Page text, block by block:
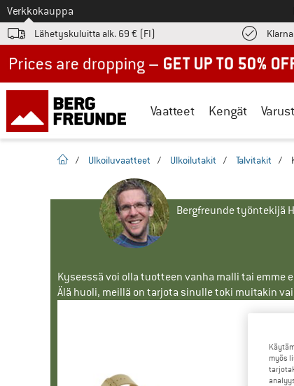
Tästä siirtyäksesi
Verkkokauppa
Lähetyskuluitta alk. 69 € (FI) Klarna
Vaatteet Kengät
Kotisivu
/ Ulkoiluvaatteet / Ulkoilutakit / Talvitakit /
Bergfreunde työntekijä
Kyseessä voi olla tuotteen vanha malli tai emme
Älä huoli, meillä on tarjota sinulle toki muitakin
myös